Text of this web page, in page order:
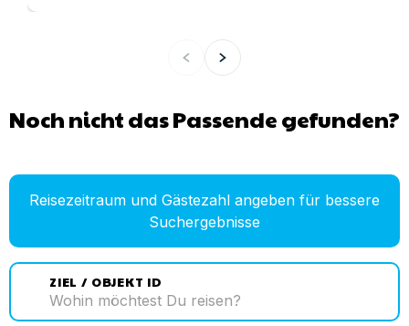
Noch nicht das Passende gefunden?
Reisezeitraum und Gästezahl angeben für bessere
Suchergebnisse
ZIEL / OBJEKT ID